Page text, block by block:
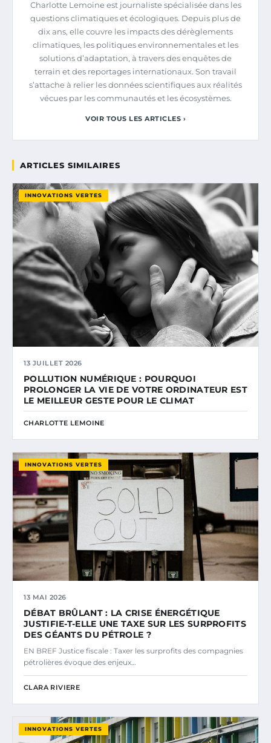
Charlotte Lemoine est journaliste spécialisée dans les
questions climatiques et écologiques. Depuis plus de
dix ans, elle couvre les impacts des dérèglements
climatiques, les politiques environnementales et les
solutions d’adaptation, à travers des enquêtes de
terrain et des reportages internationaux. Son travail
s’attache à relier les données scientifiques aux réalités
vécues par les communautés et les écosystèmes.
VOIR TOUS LES ARTICLES ›
ARTICLES SIMILAIRES
INNOVATIONS VERTES
13 JUILLET 2026
POLLUTION NUMÉRIQUE : POURQUOI
PROLONGER LA VIE DE VOTRE ORDINATEUR EST
LE MEILLEUR GESTE POUR LE CLIMAT
CHARLOTTE LEMOINE
INNOVATIONS VERTES
13 MAI 2026
DÉBAT BRÛLANT : LA CRISE ÉNERGÉTIQUE
JUSTIFIE-T-ELLE UNE TAXE SUR LES SURPROFITS
DES GÉANTS DU PÉTROLE ?
EN BREF Justice fiscale : Taxer les surprofits des compagnies
pétrolières évoque des enjeux…
CLARA RIVIERE
INNOVATIONS VERTES